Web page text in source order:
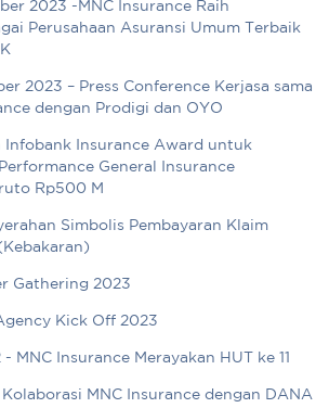
2023 -MNC Insurance Raih
Perusahaan Asuransi Umum Terbaik
2023 – Press Conference Kerjasa sama
dengan Prodigi dan OYO
Infobank Insurance Award untuk
General Insurance
Rp500 M
Simbolis Pembayaran Klaim
Gathering 2023
Kick Off 2023
MNC Insurance Merayakan HUT ke 11
Kolaborasi MNC Insurance dengan DANA